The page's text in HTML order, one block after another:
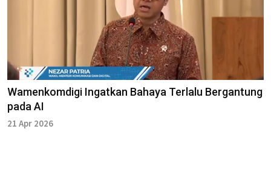
Wamenkomdigi Ingatkan Bahaya Terlalu Bergantung
pada AI
21 Apr 2026